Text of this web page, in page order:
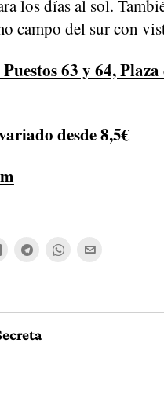
los días al sol.
campo del sur con
63 y 64,
desde 8,5€